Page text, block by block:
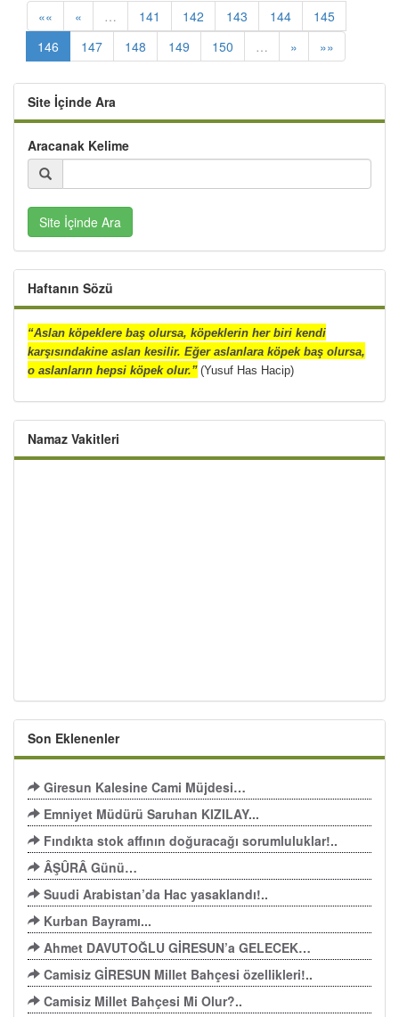
«« « … 141 142 143 144
145
146
147 148 149 150 … » »»
Site İçinde Ara
Aracanak Kelime
Site İçinde Ara
Haftanın Sözü
“Aslan köpeklere baş olursa, köpeklerin her biri kendi
karşısındakine aslan kesilir. Eğer aslanlara köpek baş olursa,
o aslanların hepsi köpek olur.” (Yusuf Has Hacip)
Namaz Vakitleri
Son Eklenenler
Giresun Kalesine Cami Müjdesi…
Emniyet Müdürü Saruhan KIZILAY...
Fındıkta stok affının doğuracağı sorumluluklar!..
ÂŞÛRÂ Günü…
Suudi Arabistan’da Hac yasaklandı!..
Kurban Bayramı...
Ahmet DAVUTOĞLU GİRESUN’a GELECEK…
Camisiz GİRESUN Millet Bahçesi özellikleri!..
Camisiz Millet Bahçesi Mi Olur?..